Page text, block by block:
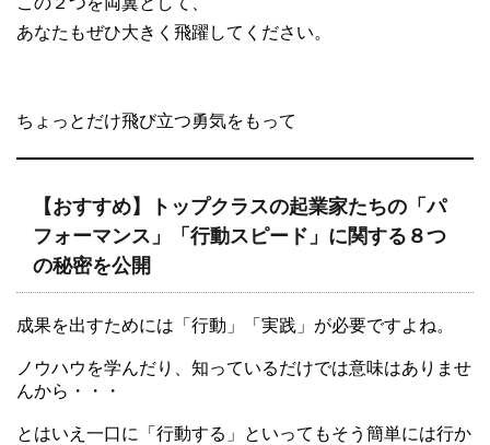
あなたもぜひ大きく飛躍してください。
ちょっとだけ飛び立つ勇気をもって
【おすすめ】トップクラスの起業家たちの「パ
フォーマンス」「行動スピード」に関する８つ
の秘密を公開
成果を出すためには「行動」「実践」が必要ですよね。
ノウハウを学んだり、知っているだけでは意味はありませ
んから・・・
とはいえ一口に「行動する」といってもそう簡単には行か